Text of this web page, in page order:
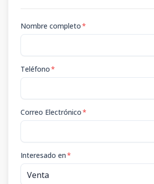
Nombre completo*
Teléfono*
Correo Electrónico*
Interesado en*